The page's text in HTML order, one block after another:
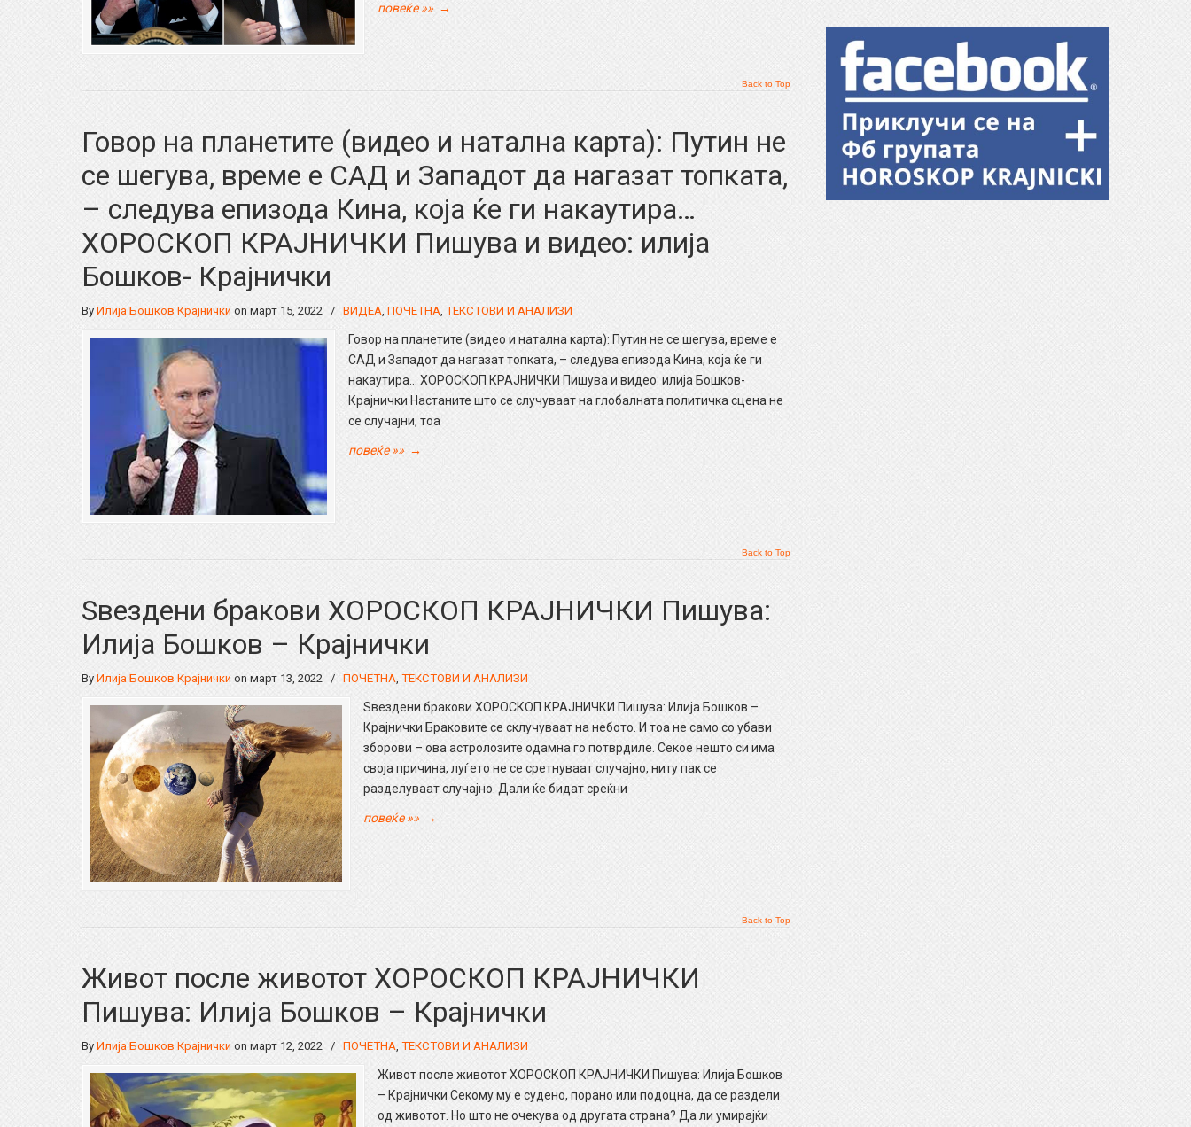
повеќе »» →
Back to Top
Говор на планетите (видео и натална карта): Путин не
се шегува, време е САД и Западот да нагазат топката,
– следува епизода Кина, која ќе ги накаутира…
ХОРОСКОП КРАЈНИЧКИ Пишува и видео: илија
Бошков- Крајнички
By Илија Бошков Крајнички on март 15, 2022 / ВИДЕА ПОЧЕТНА ТЕКСТОВИ И АНАЛИЗИ
Говор на планетите (видео и натална карта): Путин не се шегува, време е
САД и Западот да нагазат топката, – следува епизода Кина, која ќе ги
накаутира… ХОРОСКОП КРАЈНИЧКИ Пишува и видео: илија Бошков-
Крајнички Настаните што се случуваат на глобалната политичка сцена не
се случајни, тоа
повеќе »» →
Back to Top
Ѕвездени бракови ХОРОСКОП КРАЈНИЧКИ Пишува:
Илија Бошков – Крајнички
By Илија Бошков Крајнички on март 13, 2022 / ПОЧЕТНА ТЕКСТОВИ И АНАЛИЗИ
Ѕвездени бракови ХОРОСКОП КРАЈНИЧКИ Пишува: Илија Бошков –
Крајнички Браковите се склучуваат на небото. И тоа не само со убави
зборови – ова астролозите одамна го потврдиле. Секое нешто си има
своја причина, луѓето не се сретнуваат случајно, ниту пак се
разделуваат случајно. Дали ќе бидат среќни
повеќе »» →
Back to Top
Живот после животот ХОРОСКОП КРАЈНИЧКИ
Пишува: Илија Бошков – Крајнички
By Илија Бошков Крајнички on март 12, 2022 / ПОЧЕТНА ТЕКСТОВИ И АНАЛИЗИ
Живот после животот ХОРОСКОП КРАЈНИЧКИ Пишува: Илија Бошков
– Крајнички Секому му е судено, порано или подоцна, да се раздели
од животот. Но што не очекува од другата страна? Да ли умирајќи